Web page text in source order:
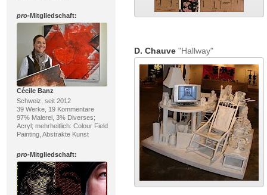
pro-Mitgliedschaft:
Cécile Banz
Schweiz, seit 2012
39 Werke, 19 Kommentare
97% Malerei, 3% Diverses;
Acryl; mehrheitlich: Colour Field
Painting, Abstrakte Kunst
pro-Mitgliedschaft:
D. Chauve"Hallway"